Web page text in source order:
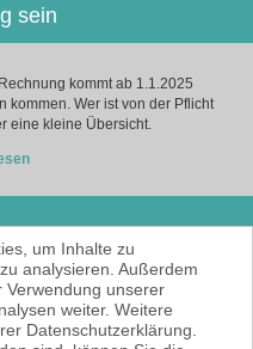
sein
kommt ab 1.1.2025
kommen. Wer ist von der Pflicht
eine kleine Übersicht.
E-Mail:cse@mcdata.de
um Inhalte zu
analysieren. Außerdem
unserer
weiter. Weitere
Datenschutzerklärung.